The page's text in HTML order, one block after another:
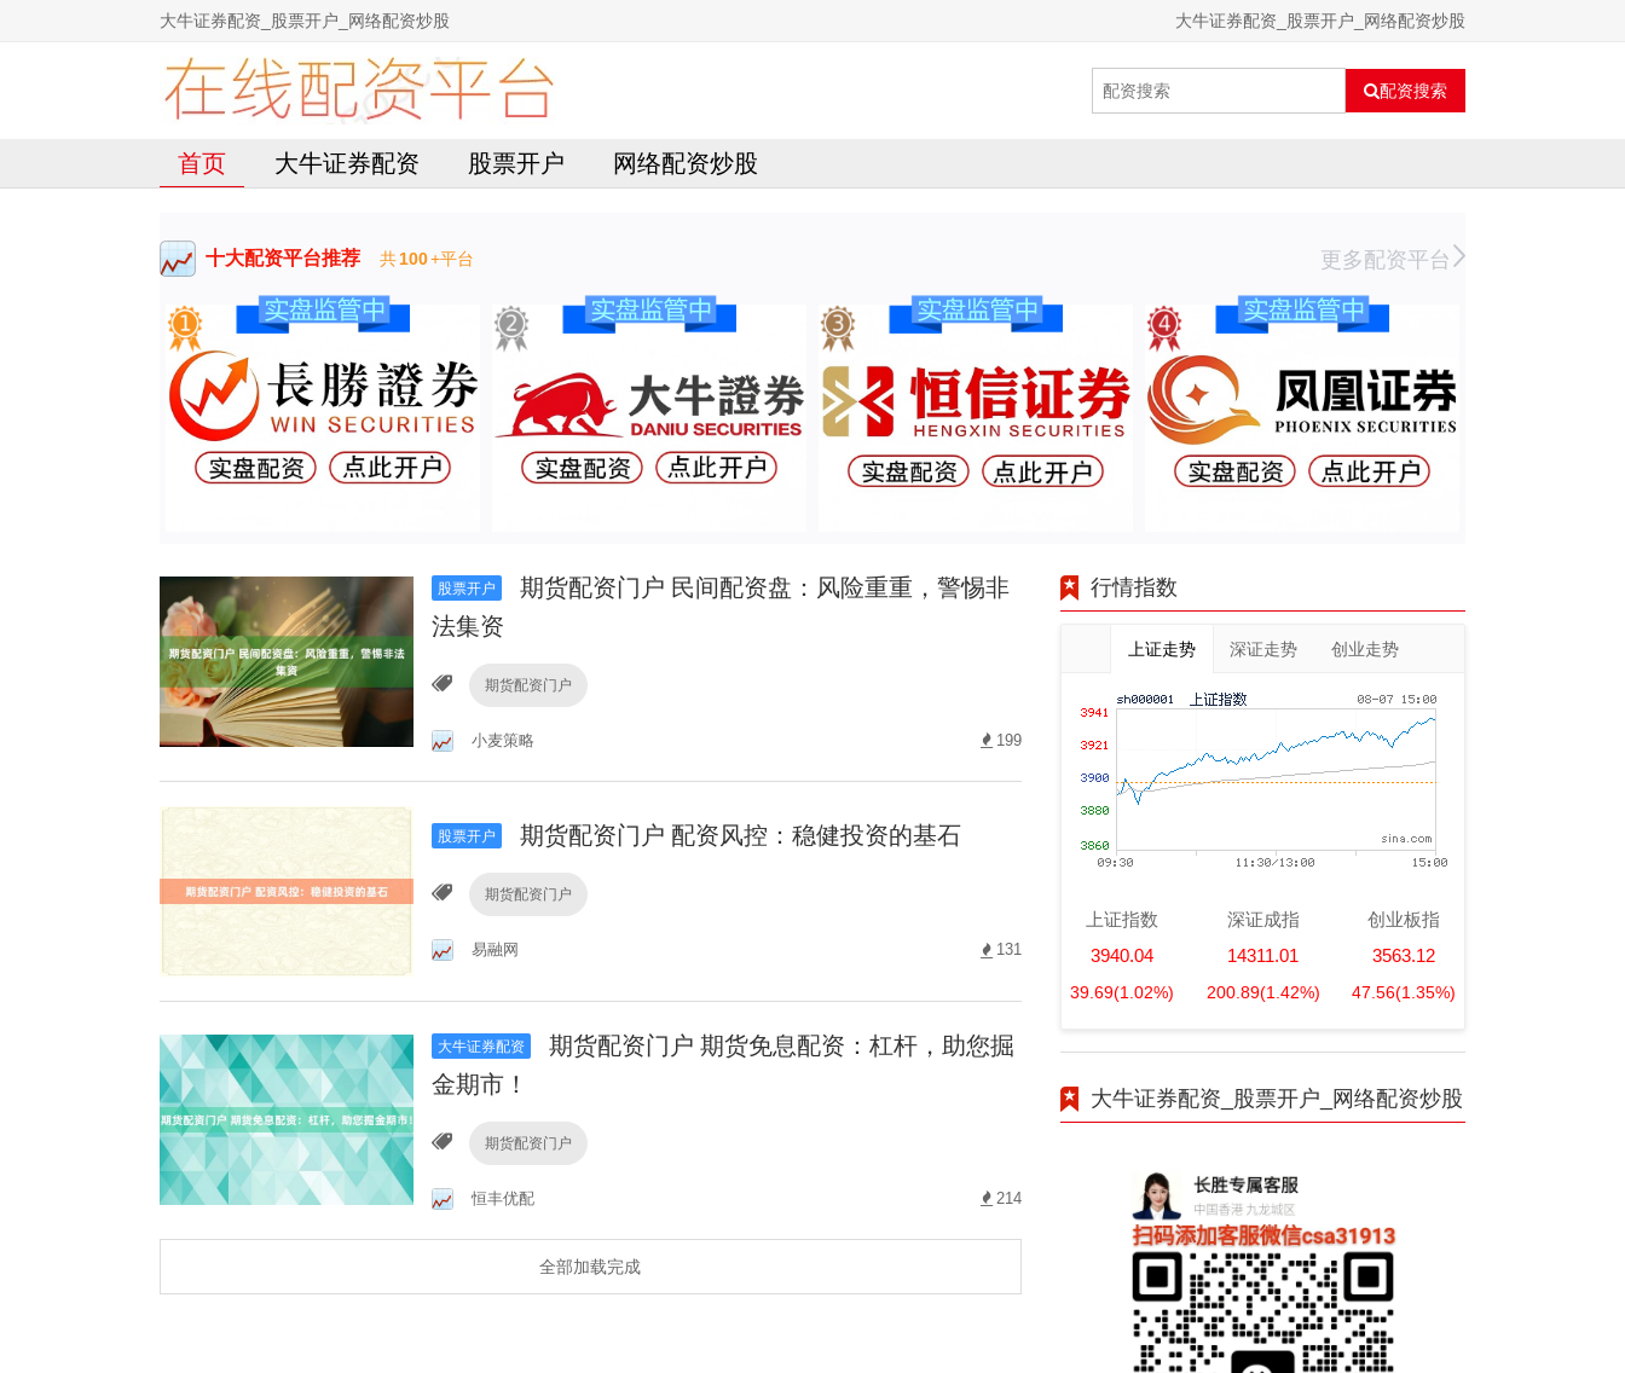
大牛证券配资_股票开户_网络配资炒股 大牛证券配资_股票开户_网络配资炒股
配资搜索
首页 大牛证券配资 股票开户 网络配资炒股
十大配资平台推荐 共100+平台 更多配资平台
股票开户
期货配资门户 民间配资盘：风险重重，警惕非
法集资
期货配资门户
小麦策略 199
股票开户 期货配资门户 配资风控：稳健投资的基石
期货配资门户
易融网 131
大牛证券配资
期货配资门户 期货免息配资：杠杆，助您掘
金期市！
期货配资门户
恒丰优配 214
全部加载完成
行情指数
上证走势 深证走势 创业走势
上证指数
3940.04
39.69(1.02%)
深证成指
14311.01
200.89(1.42%)
创业板指
3563.12
47.56(1.35%)
大牛证券配资_股票开户_网络配资炒股